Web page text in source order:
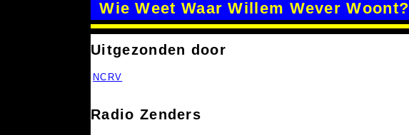
Wie Weet Waar Willem Wever Woont?
Uitgezonden door
NCRV
Radio Zenders